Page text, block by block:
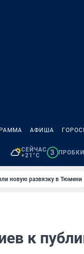
АФИША
СЕЙЧАС
+21°C
3 ПРОБКИ
новую развязку в Тюмени
к